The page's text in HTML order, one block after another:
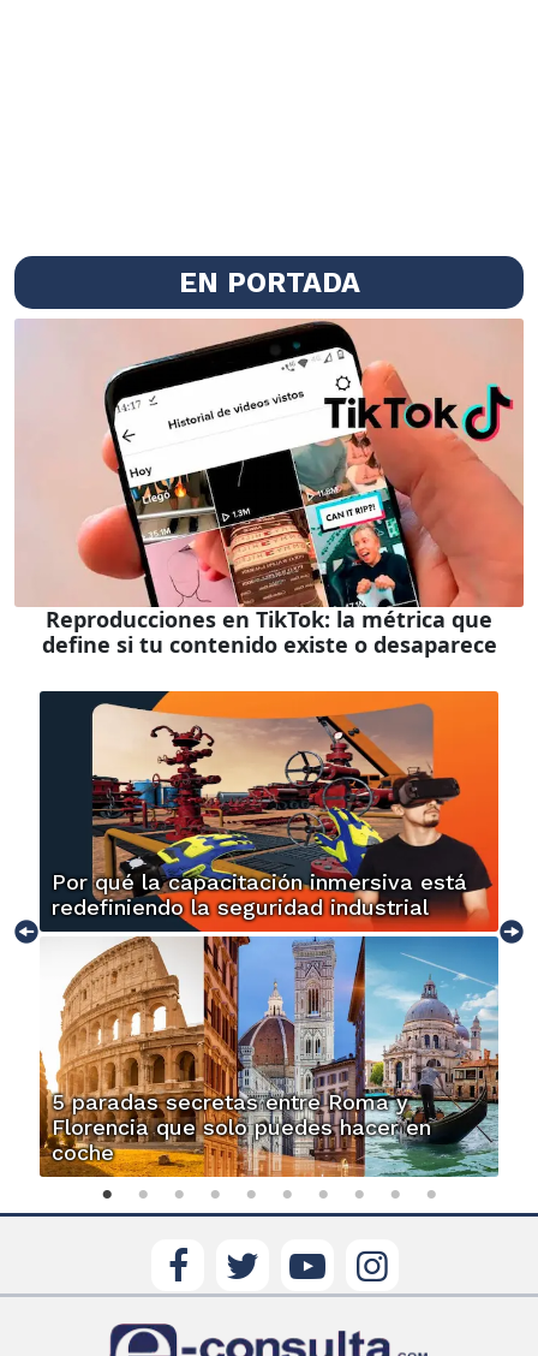
EN PORTADA
Reproducciones en TikTok: la métrica que
define si tu contenido existe o desaparece
Por qué la capacitación inmersiva está
redefiniendo la seguridad industrial
5 paradas secretas entre Roma y
Florencia que solo puedes hacer en
coche